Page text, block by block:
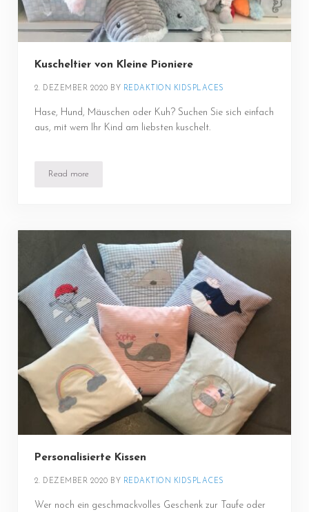
Kuscheltier von Kleine Pioniere
2. DEZEMBER 2020 BY REDAKTION KIDSPLACES
Hase, Hund, Mäuschen oder Kuh? Suchen Sie sich einfach
aus, mit wem Ihr Kind am liebsten kuschelt.
Read moreKuscheltier von Kleine Pioniere
Personalisierte Kissen
2. DEZEMBER 2020 BY REDAKTION KIDSPLACES
Wer noch ein geschmackvolles Geschenk zur Taufe oder